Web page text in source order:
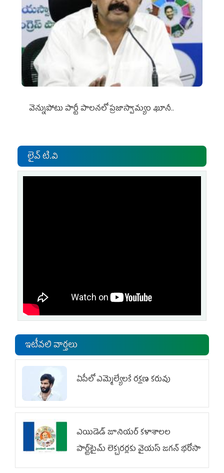
వెన్నుపోటు పార్టీ పాలనలో ప్రజాస్వామ్యం ఖూనీ..
లైవ్ టి.వి
ఇటీవలి వార్తలు
ఏపీలో ఎమ్మెల్యేల‌కే ర‌క్ష‌ణ క‌రువు
ఎయిడెడ్‌ జూనియర్‌ కళాశాలల
పార్ట్‌టైమ్‌ లెక్చరర్లకు వైయ‌స్ జగన్ భరోసా